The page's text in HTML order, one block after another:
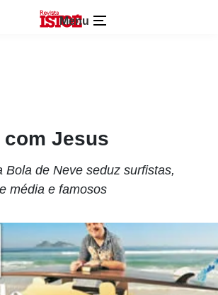
Menu
Jesus
Bola de Neve seduz surfistas,
média e famosos